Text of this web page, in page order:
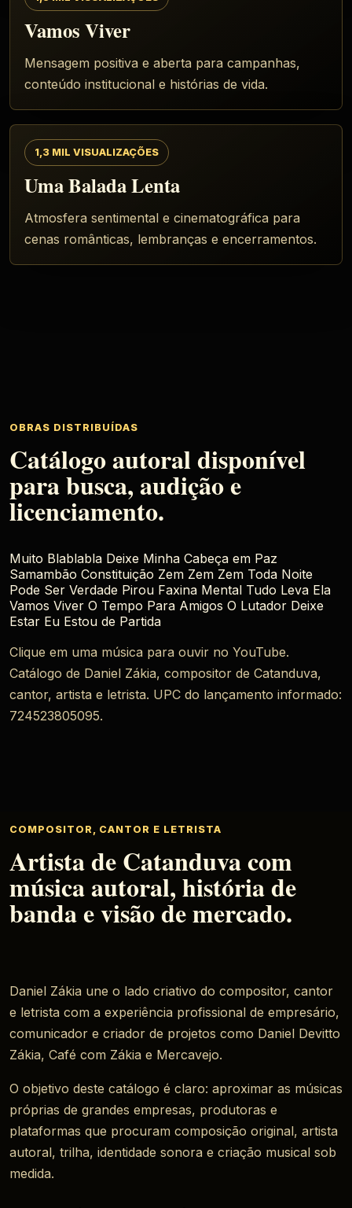
Vamos Viver
Mensagem positiva e aberta para campanhas,
conteúdo institucional e histórias de vida.
1,3 MIL VISUALIZAÇÕES
Uma Balada Lenta
Atmosfera sentimental e cinematográfica para
cenas românticas, lembranças e encerramentos.
OBRAS DISTRIBUÍDAS
Catálogo autoral disponível
para busca, audição e
licenciamento.
Muito Blablabla Deixe Minha Cabeça em Paz
Samambão Constituição Zem Zem Zem Toda Noite
Pode Ser Verdade Pirou Faxina Mental Tudo Leva Ela
Vamos Viver O Tempo Para Amigos O Lutador Deixe
Estar Eu Estou de Partida
Clique em uma música para ouvir no YouTube.
Catálogo de Daniel Zákia, compositor de Catanduva,
cantor, artista e letrista. UPC do lançamento informado:
724523805095.
COMPOSITOR, CANTOR E LETRISTA
Artista de Catanduva com
música autoral, história de
banda e visão de mercado.
Daniel Zákia une o lado criativo do compositor, cantor
e letrista com a experiência profissional de empresário,
comunicador e criador de projetos como Daniel Devitto
Zákia, Café com Zákia e Mercavejo.
O objetivo deste catálogo é claro: aproximar as músicas
próprias de grandes empresas, produtoras e
plataformas que procuram composição original, artista
autoral, trilha, identidade sonora e criação musical sob
medida.